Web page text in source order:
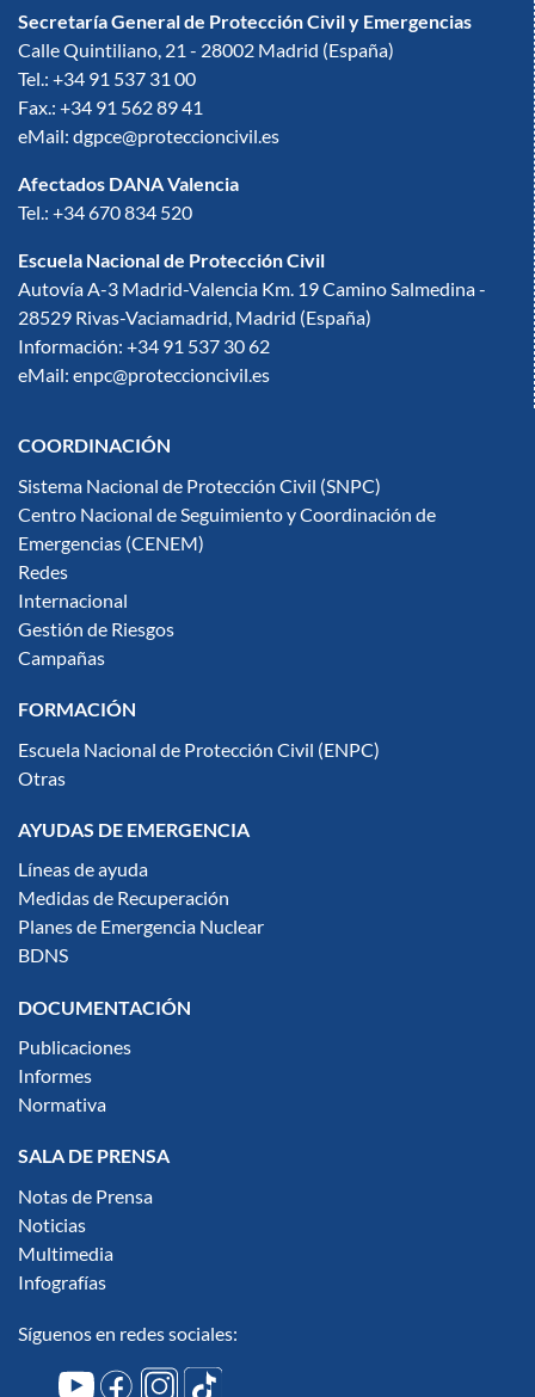
Secretaría General de Protección Civil y Emergencias
Calle Quintiliano, 21 - 28002 Madrid (España)
Tel.: +34 91 537 31 00
Fax.: +34 91 562 89 41
eMail: dgpce@proteccioncivil.es
Afectados DANA Valencia
Tel.: +34 670 834 520
Escuela Nacional de Protección Civil
Autovía A-3 Madrid-Valencia Km. 19 Camino Salmedina -
28529 Rivas-Vaciamadrid, Madrid (España)
Información: +34 91 537 30 62
eMail: enpc@proteccioncivil.es
COORDINACIÓN
Sistema Nacional de Protección Civil (SNPC)
Centro Nacional de Seguimiento y Coordinación de
Emergencias (CENEM)
Redes
Internacional
Gestión de Riesgos
Campañas
FORMACIÓN
Escuela Nacional de Protección Civil (ENPC)
Otras
AYUDAS DE EMERGENCIA
Líneas de ayuda
Medidas de Recuperación
Planes de Emergencia Nuclear
BDNS
DOCUMENTACIÓN
Publicaciones
Informes
Normativa
SALA DE PRENSA
Notas de Prensa
Noticias
Multimedia
Infografías
Síguenos en redes sociales: